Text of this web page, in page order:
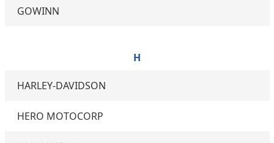
GOWINN
H
HARLEY-DAVIDSON
HERO MOTOCORP